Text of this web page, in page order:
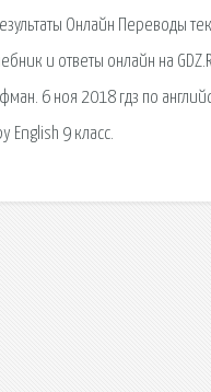
Онлайн Переводы
и ответы онлайн на
6 ноя 2018 гдз по
English 9 класс.